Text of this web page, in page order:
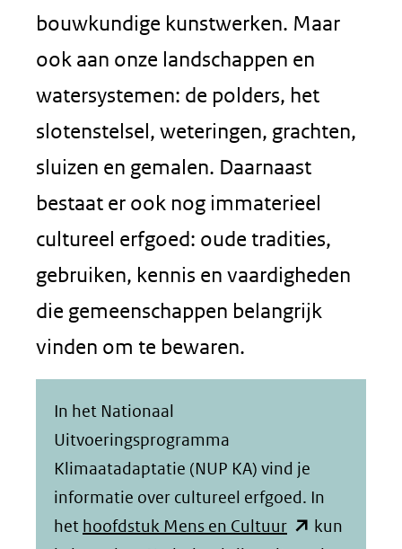
bouwkundige kunstwerken. Maar
ook aan onze landschappen en
watersystemen: de polders, het
slotenstelsel, weteringen, grachten,
sluizen en gemalen. Daarnaast
bestaat er ook nog immaterieel
cultureel erfgoed: oude tradities,
gebruiken, kennis en vaardigheden
die gemeenschappen belangrijk
vinden om te bewaren.
In het Nationaal
Uitvoeringsprogramma
Klimaatadaptatie (NUP KA) vind je
informatie over cultureel erfgoed. In
het hoofdstuk Mens en Cultuur(opent
kun